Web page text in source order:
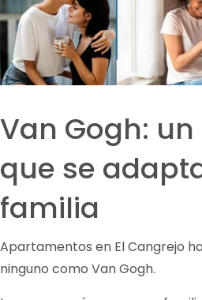
Van Gogh:
que se
familia
Apartamentos en El Cangrejo
ninguno como Van Gogh.